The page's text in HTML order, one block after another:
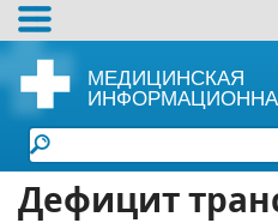
МЕДИЦИНСКАЯ
Дефицит